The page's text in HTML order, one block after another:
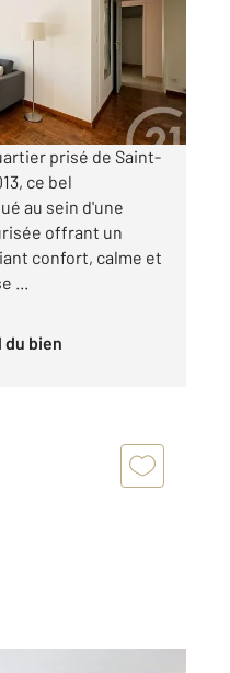
prisé de Saint-
ce bel
au sein d'une
offrant un
confort, calme et
...
du bien